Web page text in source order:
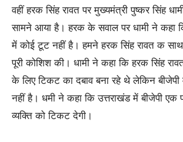
वहीं हरक सिंह रावत पर मुख्यमंत्री पुष्कर सिंह
सामने आया है। हरक के सवाल पर धामी ने कहा
में कोई टूट नहीं है। हमने हरक सिंह रावत क
पूरी कोशिश की। धामी ने कहा कि हरक सिंह
के लिए टिकट का दबाव बना रहे थे लेकिन बीजेपी में
नहीं है। धमी ने कहा कि उत्तराखंड में बीजेपी एक
व्यक्ति को टिकट देगी।